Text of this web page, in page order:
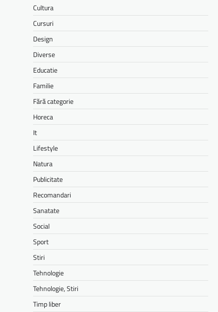
Cultura
Cursuri
Design
Diverse
Educatie
Familie
Fără categorie
Horeca
It
Lifestyle
Natura
Publicitate
Recomandari
Sanatate
Social
Sport
Stiri
Tehnologie
Tehnologie, Stiri
Timp liber